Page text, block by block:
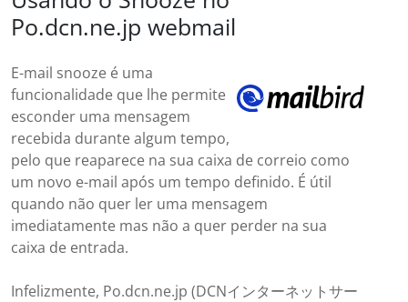
Po.dcn.ne.jp webmail
E-mail snooze é uma
funcionalidade que lhe permite
esconder uma mensagem
recebida durante algum tempo,
pelo que reaparece na sua caixa de correio como
um novo e-mail após um tempo definido. É útil
quando não quer ler uma mensagem
imediatamente mas não a quer perder na sua
caixa de entrada.
Infelizmente, Po.dcn.ne.jp (DCNインターネットサー